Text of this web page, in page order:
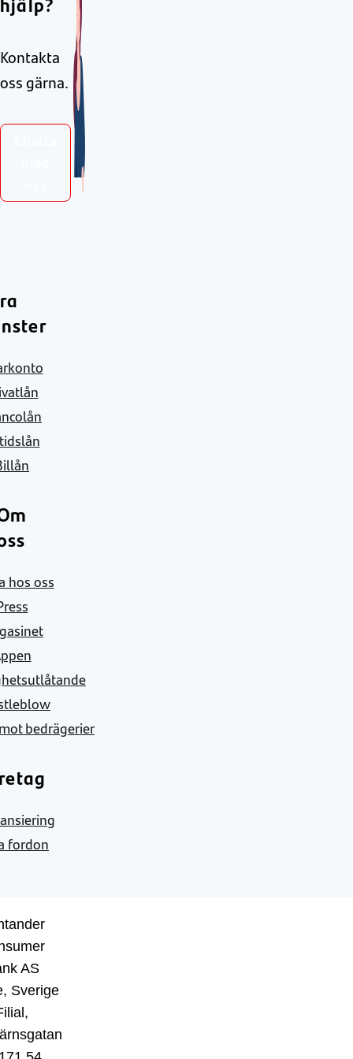
Kontakta
oss gärna.
hos oss
bedrägerier
fordon
AS
Sverige